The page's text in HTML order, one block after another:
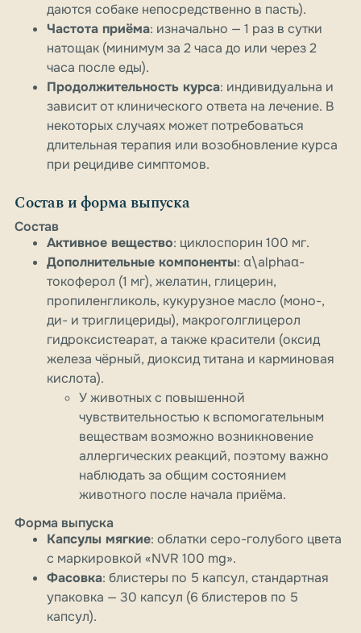
даются собаке непосредственно в пасть).
Частота приёма: изначально — 1 раз в сутки
натощак (минимум за 2 часа до или через 2
часа после еды).
Продолжительность курса: индивидуальна и
зависит от клинического ответа на лечение. В
некоторых случаях может потребоваться
длительная терапия или возобновление курса
при рецидиве симптомов.
Состав и форма выпуска
Состав
Активное вещество: циклоспорин 100 мг.
Дополнительные компоненты: α\alphaα-
токоферол (1 мг), желатин, глицерин,
пропиленгликоль, кукурузное масло (моно-,
ди- и триглицериды), макроголглицерол
гидроксистеарат, а также красители (оксид
железа чёрный, диоксид титана и карминовая
кислота).
У животных с повышенной
чувствительностью к вспомогательным
веществам возможно возникновение
аллергических реакций, поэтому важно
наблюдать за общим состоянием
животного после начала приёма.
Форма выпуска
Капсулы мягкие: облатки серо-голубого цвета
с маркировкой «NVR 100 mg».
Фасовка: блистеры по 5 капсул, стандартная
упаковка — 30 капсул (6 блистеров по 5
капсул).